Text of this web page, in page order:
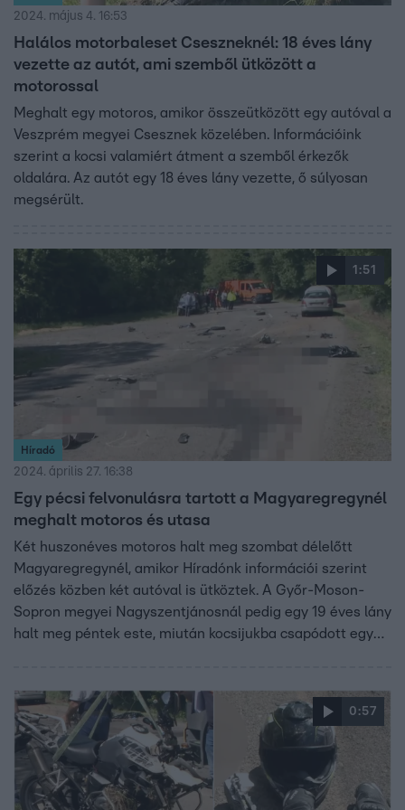
2024. május 4. 16:53
Halálos motorbaleset Cseszneknél: 18 éves lány
vezette az autót, ami szemből ütközött a
motorossal
Meghalt egy motoros, amikor összeütközött egy autóval a
Veszprém megyei Csesznek közelében. Információink
szerint a kocsi valamiért átment a szemből érkezők
oldalára. Az autót egy 18 éves lány vezette, ő súlyosan
megsérült.
1:51
Híradó
2024. április 27. 16:38
Egy pécsi felvonulásra tartott a Magyaregregynél
meghalt motoros és utasa
Két huszonéves motoros halt meg szombat délelőtt
Magyaregregynél, amikor Híradónk információi szerint
előzés közben két autóval is ütköztek. A Győr-Moson-
Sopron megyei Nagyszentjánosnál pedig egy 19 éves lány
halt meg péntek este, miután kocsijukba csapódott egy
0:57